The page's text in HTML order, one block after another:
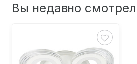
Вы недавно